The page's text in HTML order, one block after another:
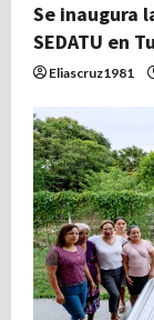
Se inaugura
SEDATU en
Eliascruz1981